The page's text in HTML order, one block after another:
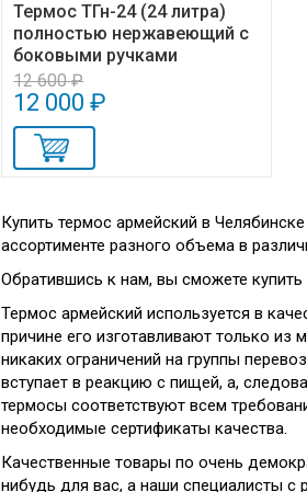
Термос ТГн-24 (24 литра)
полностью нержавеющий с
боковыми ручками
12 600 ₽
12 000 ₽
Купить термос армейский в
ассортименте разного объема в
Обратившись к нам, вы сможете
Термос армейский используется в
причине его изготавливают только
никаких ограничений на группы
вступает в реакцию с пищей, а,
термосы соответствуют всем
необходимые сертификаты качества.
Качественные товары по очень
нибудь для вас, а наши специалисты